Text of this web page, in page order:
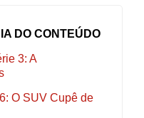
DO CONTEÚDO
3: A
O SUV Cupê de